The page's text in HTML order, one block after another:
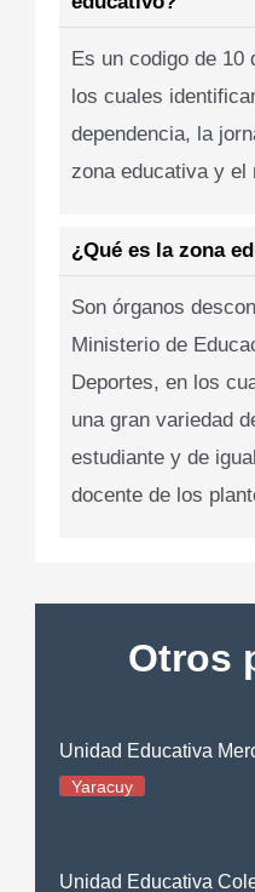
Es un codigo de
los cuales
dependencia, la
zona educativa y el
¿Qué es la zona
Son órganos
Ministerio de
Deportes, en los
una gran variedad
estudiante y de
docente de los
Otros
Unidad Educativa
Yaracuy
Unidad Educativa